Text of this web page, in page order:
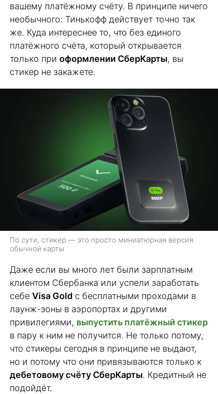
вашему платёжному счёту. В принципе ничего
необычного: Тинькофф действует точно так
же. Куда интереснее то, что без единого
платёжного счёта, который открывается
только при оформлении СберКарты, вы
стикер не закажете.
По сути, стикер — это просто миниатюрная версия
обычной карты
Даже если вы много лет были зарплатным
клиентом Сбербанка или успели заработать
себе Visa Gold с бесплатными проходами в
лаунж-зоны в аэропортах и другими
привилегиями, выпустить платёжный стикер
в пару к ним не получится. Не только потому,
что стикеры сегодня в принципе не выдают,
но и потому что они привязываются только к
дебетовому счёту СберКарты. Кредитный не
подойдёт.